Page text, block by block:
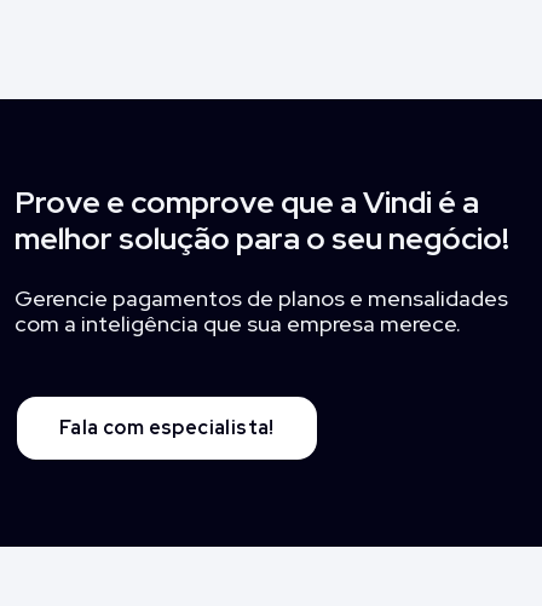
Prove e comprove que a Vindi é a
melhor solução para o seu negócio!
Gerencie pagamentos de planos e mensalidades
com a inteligência que sua empresa merece.
Fala com especialista!